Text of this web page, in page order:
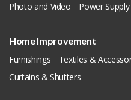
Photo and Video
Power Supply
Home Improvement
Furnishings
Textiles &
Curtains & Shutters